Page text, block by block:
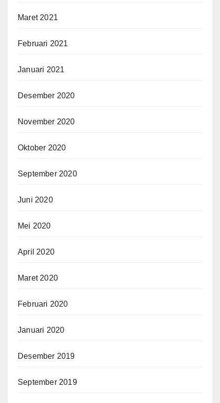
Maret 2021
Februari 2021
Januari 2021
Desember 2020
November 2020
Oktober 2020
September 2020
Juni 2020
Mei 2020
April 2020
Maret 2020
Februari 2020
Januari 2020
Desember 2019
September 2019